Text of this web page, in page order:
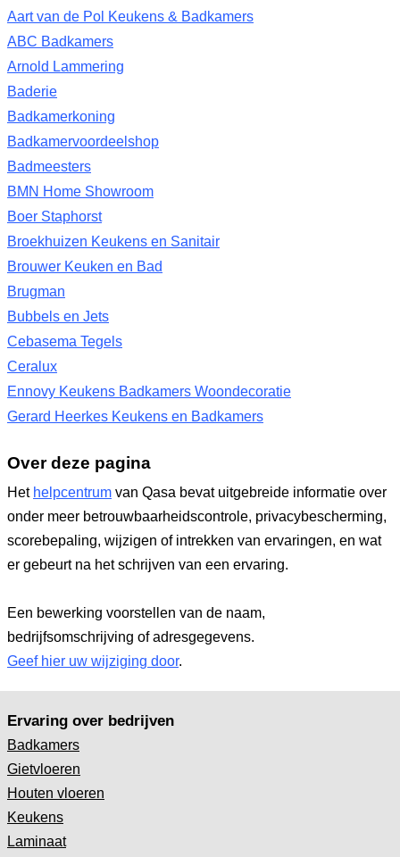
Aart van de Pol Keukens & Badkamers
ABC Badkamers
Arnold Lammering
Baderie
Badkamerkoning
Badkamervoordeelshop
Badmeesters
BMN Home Showroom
Boer Staphorst
Broekhuizen Keukens en Sanitair
Brouwer Keuken en Bad
Brugman
Bubbels en Jets
Cebasema Tegels
Ceralux
Ennovy Keukens Badkamers Woondecoratie
Gerard Heerkes Keukens en Badkamers
Over deze pagina
Het helpcentrum van Qasa bevat uitgebreide informatie over
onder meer betrouwbaarheidscontrole, privacybescherming,
scorebepaling, wijzigen of intrekken van ervaringen, en wat
er gebeurt na het schrijven van een ervaring.
Een bewerking voorstellen van de naam,
bedrijfsomschrijving of adresgegevens.
Geef hier uw wijziging door.
Ervaring over bedrijven
Badkamers
Gietvloeren
Houten vloeren
Keukens
Laminaat